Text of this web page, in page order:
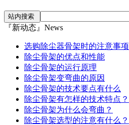
『新动态』News
选购除尘器骨架时的注意事项
除尘骨架的优点和性能
除尘骨架的运行原理
除尘骨架变弯曲的原因
除尘骨架的技术要点有什么
除尘骨架有怎样的技术特点？
除尘骨架为什么会弯曲？
除尘骨架选型的注意有什么？